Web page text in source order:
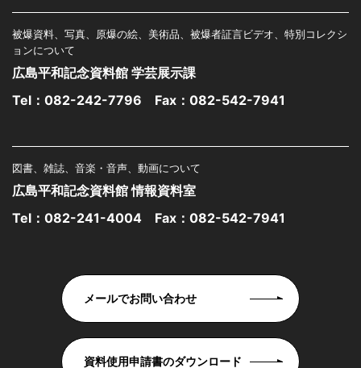
被爆資料、写真、原爆の絵、美術品、被爆者証言ビデオ、特別コレクシ
ョンについて
広島平和記念資料館 学芸展示課
Tel： 082-242-7796 Fax：082-542-7941
図書、雑誌、音楽・音声、動画について
広島平和記念資料館 情報資料室
Tel： 082-241-4004 Fax：082-542-7941
メールでお問い合わせ
資料使用申請書のダウンロード